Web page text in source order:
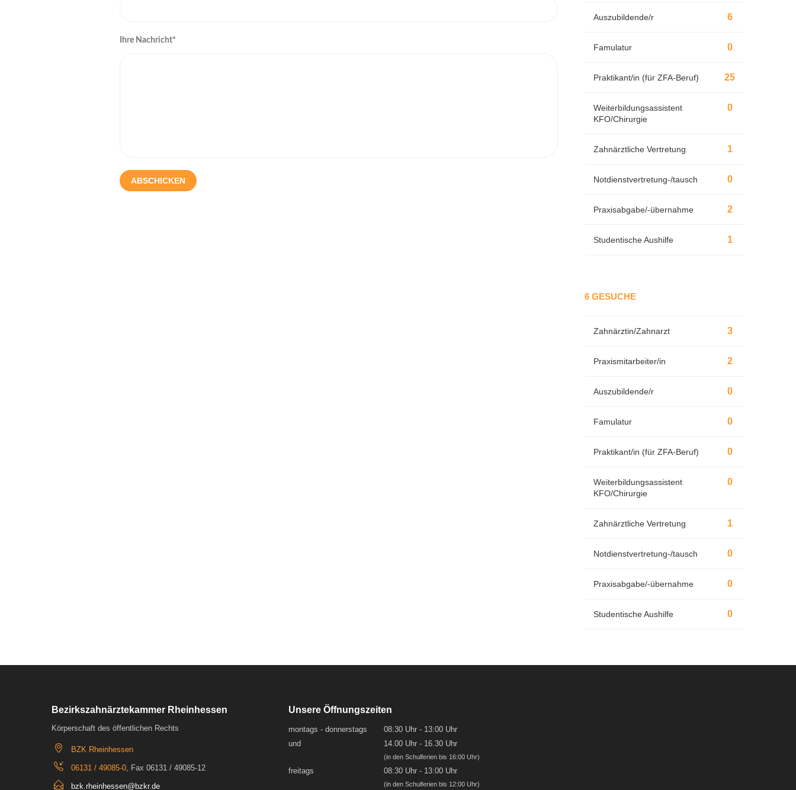
Ihre Nachricht*
Auszubildende/r 6
Famulatur 0
Praktikant/in (für ZFA-Beruf) 25
Weiterbildungsassistent
KFO/Chirurgie
0
Zahnärztliche Vertretung 1
Notdienstvertretung-/tausch 0
Praxisabgabe/-übernahme 2
Studentische Aushilfe 1
6 GESUCHE
Zahnärztin/Zahnarzt 3
Praxismitarbeiter/in 2
Auszubildende/r 0
Famulatur 0
Praktikant/in (für ZFA-Beruf) 0
Weiterbildungsassistent
KFO/Chirurgie
0
Zahnärztliche Vertretung 1
Notdienstvertretung-/tausch 0
Praxisabgabe/-übernahme 0
Studentische Aushilfe 0
Bezirkszahnärztekammer Rheinhessen
Körperschaft des öffentlichen Rechts
BZK Rheinhessen
06131 / 49085-0 , Fax 06131 / 49085-12
bzk.rheinhessen@bzkr.de
Unsere Öffnungszeiten
montags - donnerstags
08:30 Uhr - 13:00 Uhr
und
14.00 Uhr - 16.30 Uhr
(in den Schulferien bis 16:00 Uhr)
freitags 08:30 Uhr - 13:00 Uhr
(in den Schulferien bis 12:00 Uhr)